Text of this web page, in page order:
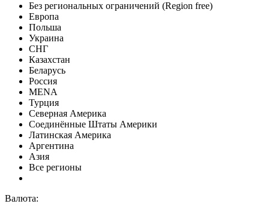
Без региональных ограничений (Region free)
Европа
Польша
Украина
СНГ
Казахстан
Беларусь
Россия
MENA
Турция
Северная Америка
Соединённые Штаты Америки
Латинская Америка
Аргентина
Азия
Все регионы
Валюта: